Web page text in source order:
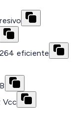
eficiente
Vcc